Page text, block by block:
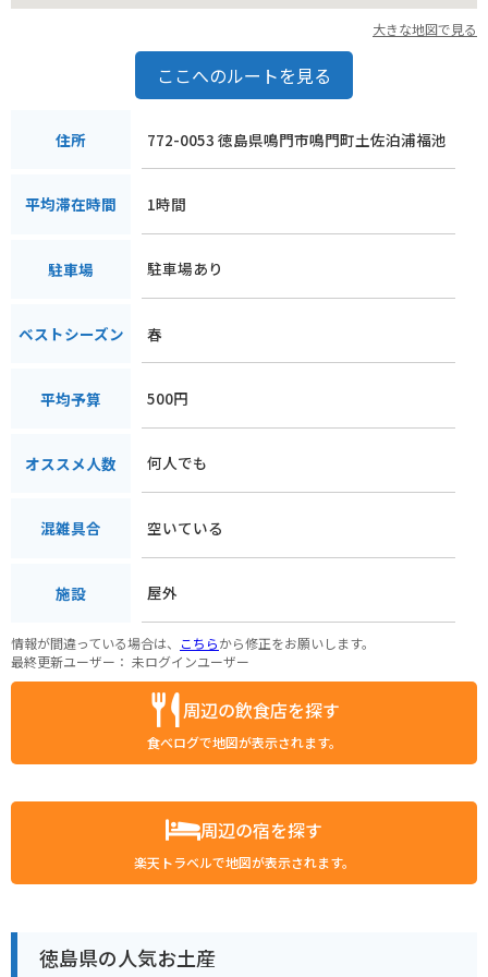
大きな地図で見る
ここへのルートを見る
住所 772-0053 徳島県鳴門市鳴門町土佐泊浦福池
平均滞在時間 1時間
駐車場 駐車場あり
ベストシーズン 春
平均予算 500円
オススメ人数 何人でも
混雑具合 空いている
施設 屋外
情報が間違っている場合は、 こちらから修正をお願いします。
最終更新ユーザー： 未ログインユーザー
周辺の飲食店を探す
食べログで地図が表示されます。
周辺の宿を探す
楽天トラベルで地図が表示されます。
徳島県の人気お土産